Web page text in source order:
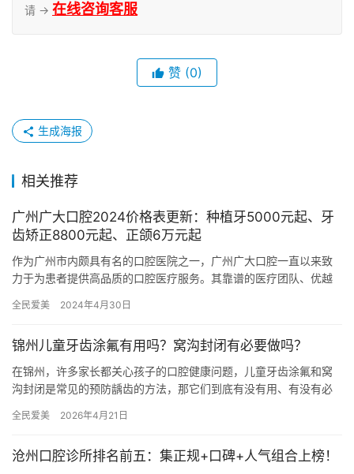
请 → 在线咨询客服
赞 (0)
生成海报
相关推荐
广州广大口腔2024价格表更新：种植牙5000元起、牙
齿矫正8800元起、正颌6万元起
作为广州市内颇具有名的口腔医院之一，广州广大口腔一直以来致
力于为患者提供高品质的口腔医疗服务。其靠谱的医疗团队、优越
治疗。…
全民爱美 2024年4月30日
锦州儿童牙齿涂氟有用吗？窝沟封闭有必要做吗？
在锦州，许多家长都关心孩子的口腔健康问题，儿童牙齿涂氟和窝
沟封闭是常见的预防龋齿的方法，那它们到底有没有用、有没有必
可…
全民爱美 2026年4月21日
沧州口腔诊所排名前五：集正规+口碑+人气组合上榜！